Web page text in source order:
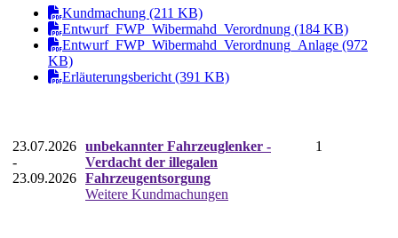
Kundmachung (211 KB)
Entwurf_FWP_Wibermahd_Verordnung (184 KB)
Entwurf_FWP_Wibermahd_Verordnung_Anlage (972
KB)
Erläuterungsbericht (391 KB)
23.07.2026
-
23.09.2026
unbekannter Fahrzeuglenker -
Verdacht der illegalen
Fahrzeugentsorgung
Weitere Kundmachungen
1